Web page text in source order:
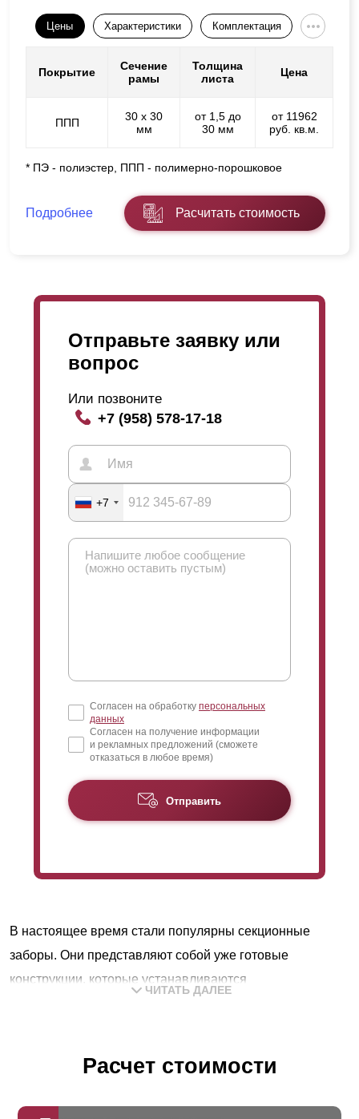
Цены Характеристики Комплектация
Покрытие
Сечение
рамы
Толщина
листа
Цена
ППП
30 х 30
мм
от 1,5 до
30 мм
от 11962
руб. кв.м.
* ПЭ - полиэстер, ППП - полимерно-порошковое
Подробнее Расчитать стоимость
Отправьте заявку или
вопрос
Или позвоните
+7 (958) 578-17-18
+7
Согласен на обработку персональных
данных
Согласен на получение информации
и рекламных предложений (сможете
отказаться в любое время)
Отправить
В настоящее время стали популярны секционные
заборы. Они представляют собой уже готовые
конструкции, которые устанавливаются
Забор такого типа состоит из секций, опор и крепления.
ЧИТАТЬ ДАЛЕЕ
Расчет стоимости